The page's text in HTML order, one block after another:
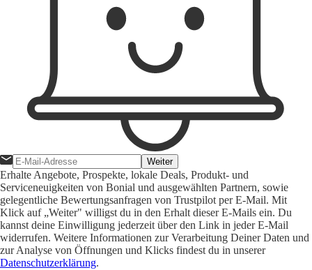
Weiter
Erhalte Angebote, Prospekte, lokale Deals, Produkt- und
Serviceneuigkeiten von Bonial und ausgewählten Partnern, sowie
gelegentliche Bewertungsanfragen von Trustpilot per E-Mail. Mit
Klick auf „Weiter" willigst du in den Erhalt dieser E-Mails ein. Du
kannst deine Einwilligung jederzeit über den Link in jeder E-Mail
widerrufen. Weitere Informationen zur Verarbeitung Deiner Daten und
zur Analyse von Öffnungen und Klicks findest du in unserer
Datenschutzerklärung.